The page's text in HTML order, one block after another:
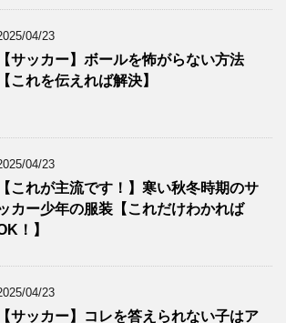
04/23
【サッカー】ボールを怖がらない方法
【これを伝えれば解決】
04/23
【これが主流です！】寒い秋冬時期のサ
カー少年の服装【これだけわかれば
！】
04/23
【サッカー】コレを答えられない子はア